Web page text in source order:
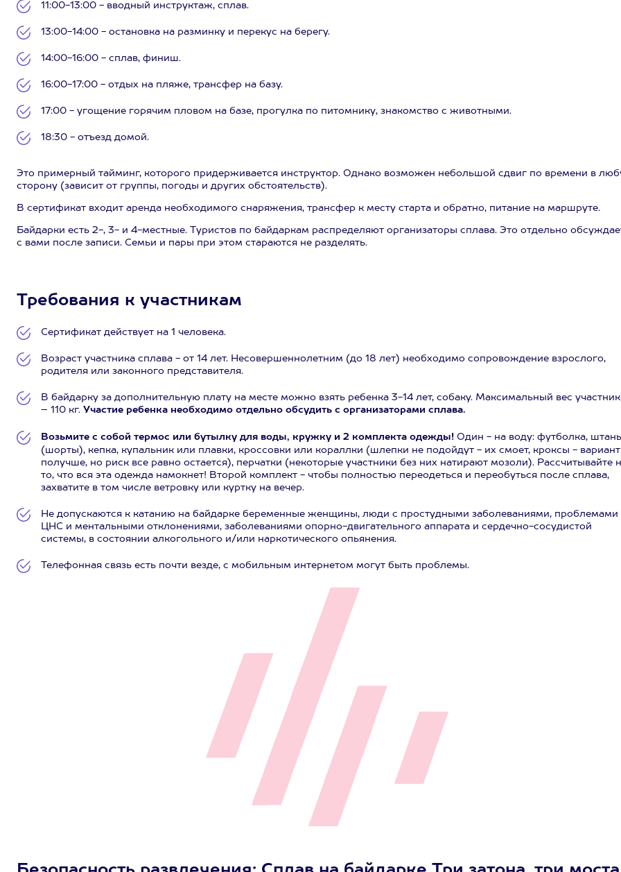
11:00-13:00 - вводный инструктаж, сплав.
13:00-14:00 - остановка на разминку и перекус на берегу.
14:00-16:00 - сплав, финиш.
16:00-17:00 - отдых на пляже, трансфер на базу.
17:00 - угощение горячим пловом на базе, прогулка по питомнику, знакомство с животными.
18:30 - отъезд домой.
Это примерный тайминг, которого придерживается инструктор. Однако возможен небольшой сдвиг по времени в
сторону (зависит от группы, погоды и других обстоятельств).
В сертификат входит аренда необходимого снаряжения, трансфер к месту старта и обратно, питание на маршруте.
Байдарки есть 2-, 3- и 4-местные. Туристов по байдаркам распределяют организаторы сплава. Это отдельно
с вами после записи. Семьи и пары при этом стараются не разделять.
Требования к участникам
Сертификат действует на 1 человека.
Возраст участника сплава - от 14 лет. Несовершеннолетним (до 18 лет) необходимо сопровождение взрослого,
родителя или законного представителя.
В байдарку за дополнительную плату на месте можно взять ребенка 3-14 лет, собаку. Максимальный вес
– 110 кг. Участие ребенка необходимо отдельно обсудить с организаторами сплава.
Возьмите с собой термос или бутылку для воды, кружку и 2 комплекта одежды! Один - на воду: футболка,
(шорты), кепка, купальник или плавки, кроссовки или кораллки (шлепки не подойдут - их смоет, кроксы - вариант
получше, но риск все равно остается), перчатки (некоторые участники без них натирают мозоли). Рассчитывайте
то, что вся эта одежда намокнет! Второй комплект - чтобы полностью переодеться и переобуться после сплава,
захватите в том числе ветровку или куртку на вечер.
Не допускаются к катанию на байдарке беременные женщины, люди с простудными заболеваниями, проблемами
ЦНС и ментальными отклонениями, заболеваниями опорно-двигательного аппарата и сердечно-сосудистой
системы, в состоянии алкогольного и/или наркотического опьянения.
Телефонная связь есть почти везде, с мобильным интернетом могут быть проблемы.